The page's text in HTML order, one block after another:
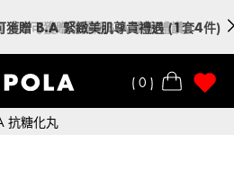
0
贈 B.A 緊緻美肌尊貴禮遇 (1套4件)
即可獲贈瑰麗版B.A 奢寵禮讚
抗糖化丸